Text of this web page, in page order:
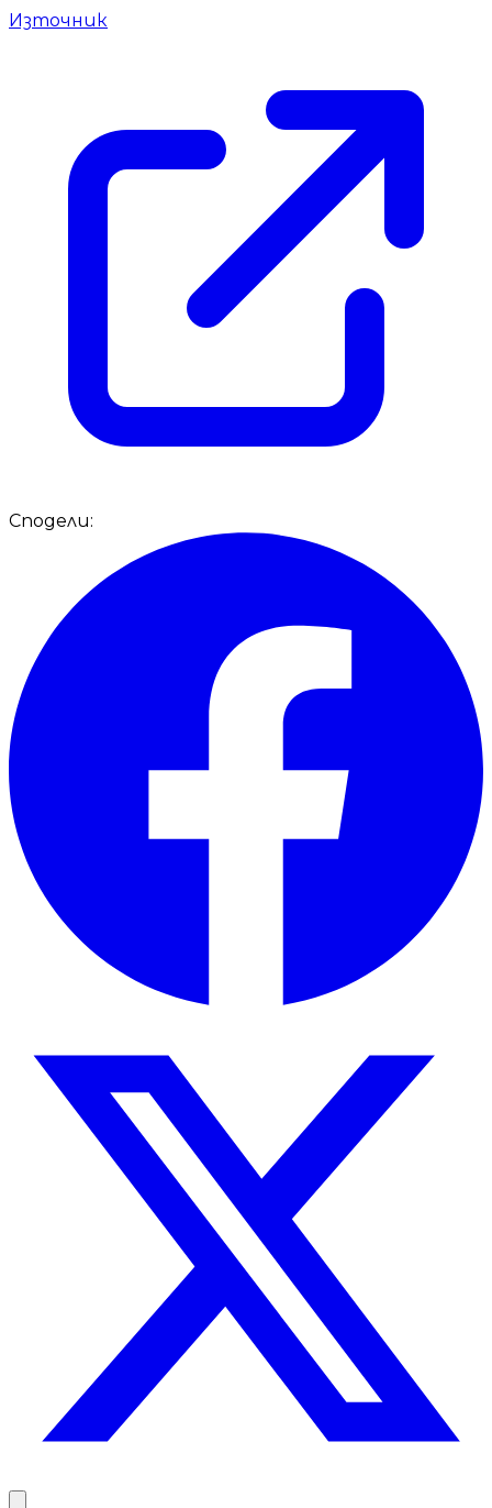
Източник
Сподели: